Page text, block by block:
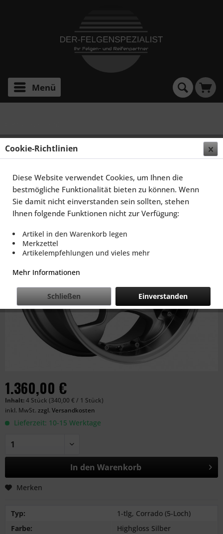
Menü
SCHMIDT FELGEN 16 ZOLL SPACE FÜR VW
CORRADO TYP 53I, HIGHGLOSS SILBER
1.360,00 €
Inhalt:4 Stück (340,00 € / 1 Stück)
inkl. MwSt. zzgl. Versandkosten
Lieferzeit: 10-15 Werktage
In den Warenkorb
Merken
Typ:
1-tlg, Corrado (5-Loch)
Farbe:
Highgloss Silber
Cookie-Richtlinien
Diese Website verwendet Cookies, um Ihnen die
bestmögliche Funktionalität bieten zu können. Wenn
Sie damit nicht einverstanden sein sollten, stehen
Ihnen folgende Funktionen nicht zur Verfügung:
Artikel in den Warenkorb legen
Merkzettel
Artikelempfehlungen und vieles mehr
Mehr Informationen
Einverstanden
Schließen